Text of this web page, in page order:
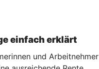
einfach erklärt
und Arbeitnehmer